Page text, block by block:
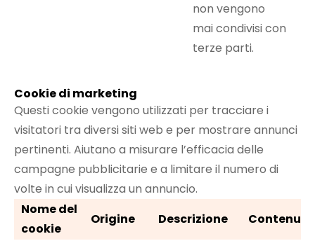
non vengono
mai condivisi con
terze parti.
Cookie di marketing
Questi cookie vengono utilizzati per tracciare i
visitatori tra diversi siti web e per mostrare annunci
pertinenti. Aiutano a misurare l’efficacia delle
campagne pubblicitarie e a limitare il numero di
volte in cui visualizza un annuncio.
Nome del
cookie
Origine Descrizione Contenuto